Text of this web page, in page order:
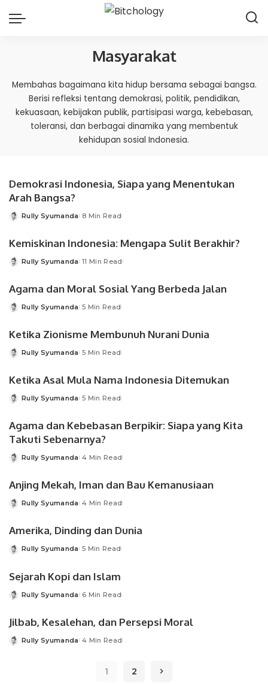
Masyarakat
Membahas bagaimana kita hidup bersama sebagai bangsa.
Berisi refleksi tentang demokrasi, politik, pendidikan,
kekuasaan, kebijakan publik, partisipasi warga, kebebasan,
toleransi, dan berbagai dinamika yang membentuk
kehidupan sosial Indonesia.
Demokrasi Indonesia, Siapa yang Menentukan
Arah Bangsa?
Posted
Rully Syumanda 8 Min Read
Kemiskinan Indonesia: Mengapa Sulit Berakhir?
Posted
Rully Syumanda 11 Min Read
Agama dan Moral Sosial Yang Berbeda Jalan
Posted
Rully Syumanda 5 Min Read
Ketika Zionisme Membunuh Nurani Dunia
Posted
Rully Syumanda 5 Min Read
Ketika Asal Mula Nama Indonesia Ditemukan
Posted
Rully Syumanda 5 Min Read
Agama dan Kebebasan Berpikir: Siapa yang Kita
Takuti Sebenarnya?
Posted
Rully Syumanda 4 Min Read
Anjing Mekah, Iman dan Bau Kemanusiaan
Posted
Rully Syumanda 4 Min Read
Amerika, Dinding dan Dunia
Posted
Rully Syumanda 5 Min Read
Sejarah Kopi dan Islam
Posted
Rully Syumanda 6 Min Read
Jilbab, Kesalehan, dan Persepsi Moral
Posted
Rully Syumanda 4 Min Read
1 2